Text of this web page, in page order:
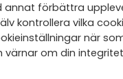
förbättra
kontrollera vilka
när
om din integritet